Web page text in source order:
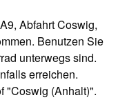
Abfahrt Coswig,
Benutzen Sie
unterwegs sind.
erreichen.
"Coswig (Anhalt)".